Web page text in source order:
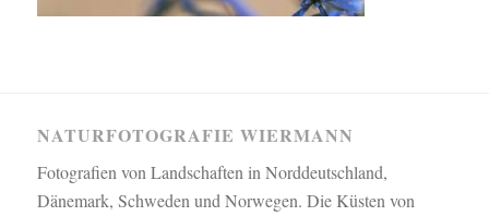
NATURFOTOGRAFIE WIERMANN
Fotografien von Landschaften in Norddeutschland,
Dänemark, Schweden und Norwegen. Die Küsten von